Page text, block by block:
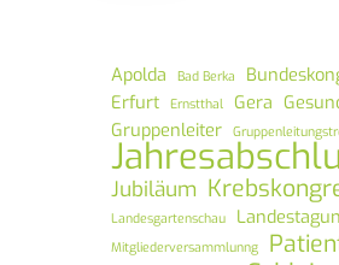
Apolda Bad Berka
Erfurt Ernstthal Gera
Gruppenleiter
Jubiläum
Landesgartenschau
Mitgliederversammlunng